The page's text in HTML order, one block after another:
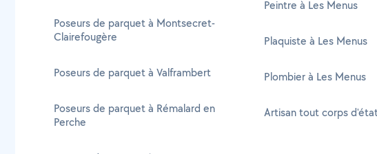
Poseurs de parquet à Montsecret-
Clairefougère
Poseurs de parquet à Valframbert
Poseurs de parquet à Rémalard en
Perche
Peintre à Les Menus
Plaquiste à Les Menus
Plombier à Les Menus
Artisan tout corps